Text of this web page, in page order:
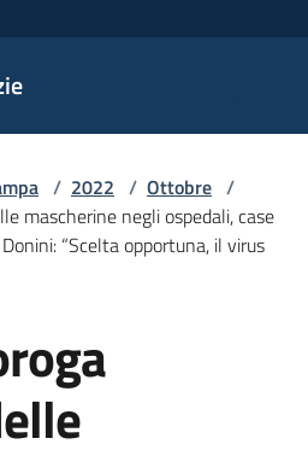
/ 2022 / Ottobre /
mascherine negli ospedali, case
Donini: “Scelta opportuna, il virus